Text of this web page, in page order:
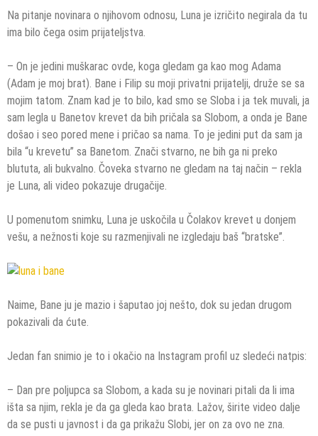
Na pitanje novinara o njihovom odnosu, Luna je izričito negirala da tu
ima bilo čega osim prijateljstva.
– On je jedini muškarac ovde, koga gledam ga kao mog Adama
(Adam je moj brat). Bane i Filip su moji privatni prijatelji, druže se sa
mojim tatom. Znam kad je to bilo, kad smo se Sloba i ja tek muvali, ja
sam legla u Banetov krevet da bih pričala sa Slobom, a onda je Bane
došao i seo pored mene i pričao sa nama. To je jedini put da sam ja
bila “u krevetu” sa Banetom. Znači stvarno, ne bih ga ni preko
blututa, ali bukvalno. Čoveka stvarno ne gledam na taj način – rekla
je Luna, ali video pokazuje drugačije.
U pomenutom snimku, Luna je uskočila u Čolakov krevet u donjem
vešu, a nežnosti koje su razmenjivali ne izgledaju baš “bratske”.
Naime, Bane ju je mazio i šaputao joj nešto, dok su jedan drugom
pokazivali da ćute.
Jedan fan snimio je to i okačio na Instagram profil uz sledeći natpis:
– Dan pre poljupca sa Slobom, a kada su je novinari pitali da li ima
išta sa njim, rekla je da ga gleda kao brata. Lažov, širite video dalje
da se pusti u javnost i da ga prikažu Slobi, jer on za ovo ne zna.